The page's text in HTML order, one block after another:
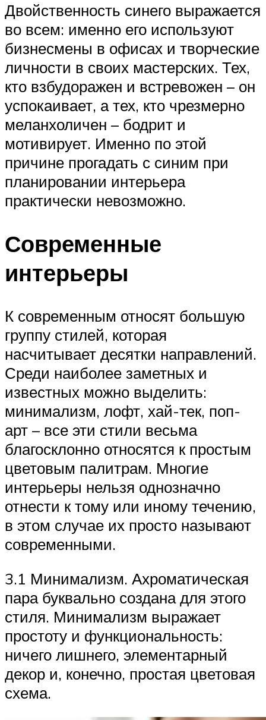
Двойственность синего выражается
во всем: именно его используют
бизнесмены в офисах и творческие
личности в своих мастерских. Тех,
кто взбудоражен и встревожен – он
успокаивает, а тех, кто чрезмерно
меланхоличен – бодрит и
мотивирует. Именно по этой
причине прогадать с синим при
планировании интерьера
практически невозможно.
Современные
интерьеры
К современным относят большую
группу стилей, которая
насчитывает десятки направлений.
Среди наиболее заметных и
известных можно выделить:
минимализм, лофт, хай-тек, поп-
арт – все эти стили весьма
благосклонно относятся к простым
цветовым палитрам. Многие
интерьеры нельзя однозначно
отнести к тому или иному течению,
в этом случае их просто называют
современными.
3.1 Минимализм. Ахроматическая
пара буквально создана для этого
стиля. Минимализм выражает
простоту и функциональность:
ничего лишнего, элементарный
декор и, конечно, простая цветовая
схема.